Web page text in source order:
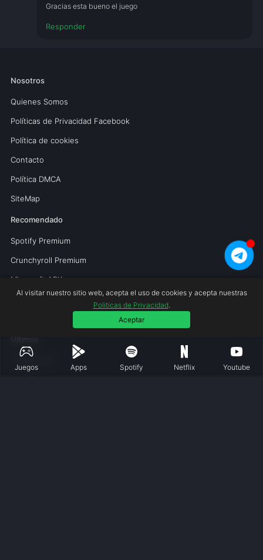
Gracias esta bueno el juego
Responder
Nosotros
Quienes Somos
Políticas de Privacidad Facebook
Política de cookies
Contacto
Política DMCA
SiteMap
Recomendado
Spotify Premium
Crunchyroll Premium
Minecraft APK
Clash Royale (Todo desbloqueado)
Ultimos
Al visitar nuestro sitio web, acepta el uso de cookies y acepta nuestras
Politicas de Privacidad.
Aceptar
Juegos Apps Spotify Netflix Youtube